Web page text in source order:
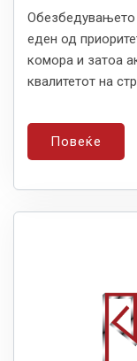
Обезбедувањето
еден од
комора и затоа
квалитетот на
Повеќе